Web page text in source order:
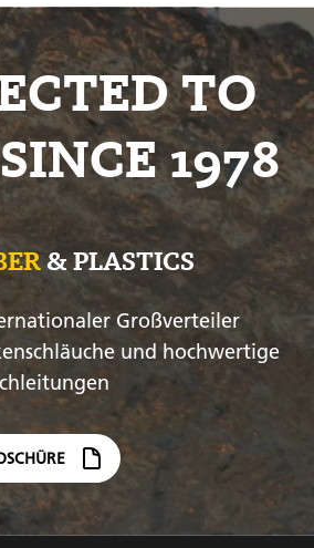
TO
1978
& PLASTICS
Großverteiler
und hochwertige